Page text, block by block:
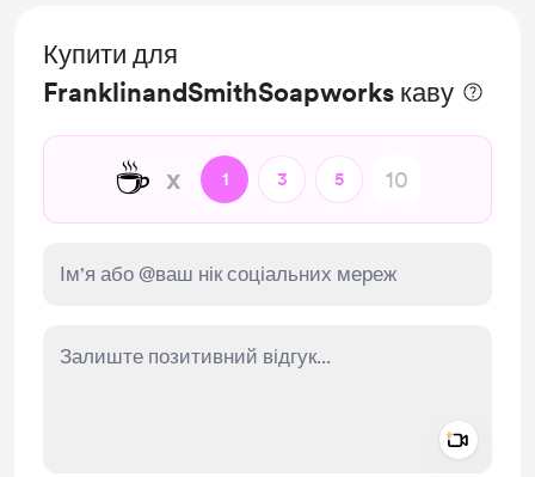
Купити для
FranklinandSmithSoapworks каву
☕ x 1 3 5